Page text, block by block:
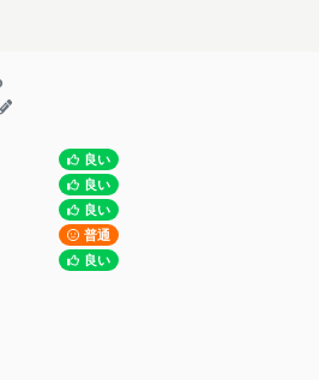
良い
良い
良い
普通
良い